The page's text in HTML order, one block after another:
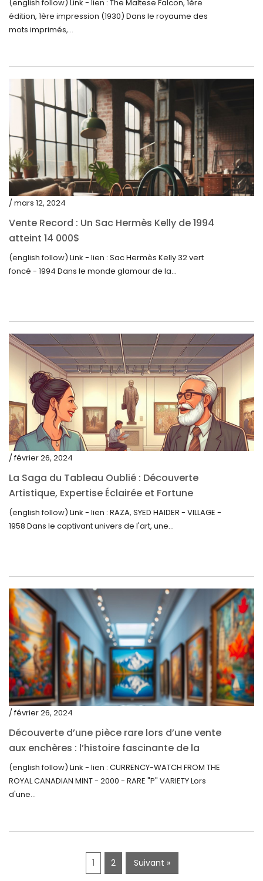
février 2023
janvier 2023
novembre 2022
octobre 2022
septembre 2022
août 2022
juillet 2022
juin 2022
mai 2022
avril 2022
mars 2022
février 2022
septembre 2021
août 2021
juillet 2021
juin 2021
mai 2021
avril 2021
mars 2021
janvier 2021
décembre 2020
novembre 2020
septembre 2020
juillet 2020
juin 2020
mai 2020
mars 2020
février 2020
décembre 2019
octobre 2019
septembre 2019
juin 2019
avril 2019
(english follow) Link - lien : The Maltese Falcon, 1ère
édition, 1ère impression (1930) Dans le royaume des
mots imprimés,...
/ mars 12, 2024
Vente Record : Un Sac Hermès Kelly de 1994
atteint 14 000$
(english follow) Link - lien : Sac Hermès Kelly 32 vert
foncé - 1994 Dans le monde glamour de la...
/ février 26, 2024
La Saga du Tableau Oublié : Découverte
Artistique, Expertise Éclairée et Fortune
Inattendue
(english follow) Link - lien : RAZA, SYED HAIDER - VILLAGE -
1958 Dans le captivant univers de l'art, une...
/ février 26, 2024
Découverte d’une pièce rare lors d’une vente
aux enchères : l’histoire fascinante de la
Monnaie-Montre de la Monnaie Royale du
Canada (2000) Rare Variété « P »
(english follow) Link - lien : CURRENCY-WATCH FROM THE
ROYAL CANADIAN MINT - 2000 - RARE "P" VARIETY Lors
d'une...
1 2 Suivant »